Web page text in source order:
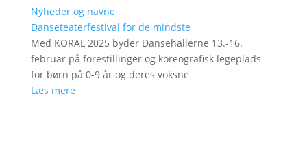
Nyheder og navne
Danseteaterfestival for de mindste
Med KORAL 2025 byder Dansehallerne 13.-16.
februar på forestillinger og koreografisk legeplads
for børn på 0-9 år og deres voksne
Læs mere